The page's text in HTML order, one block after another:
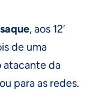
, aos 12′
de uma
atacante da
para as redes.